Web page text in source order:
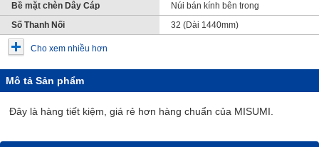
Bề mặt chèn Dây Cáp
Núi bán kính bên trong
Số Thanh Nối
32 (Dài 1440mm)
Cho xem nhiều hơn
Mô tả Sản phẩm
Đây là hàng tiết kiệm, giá rẻ hơn hàng chuẩn của MISUMI.